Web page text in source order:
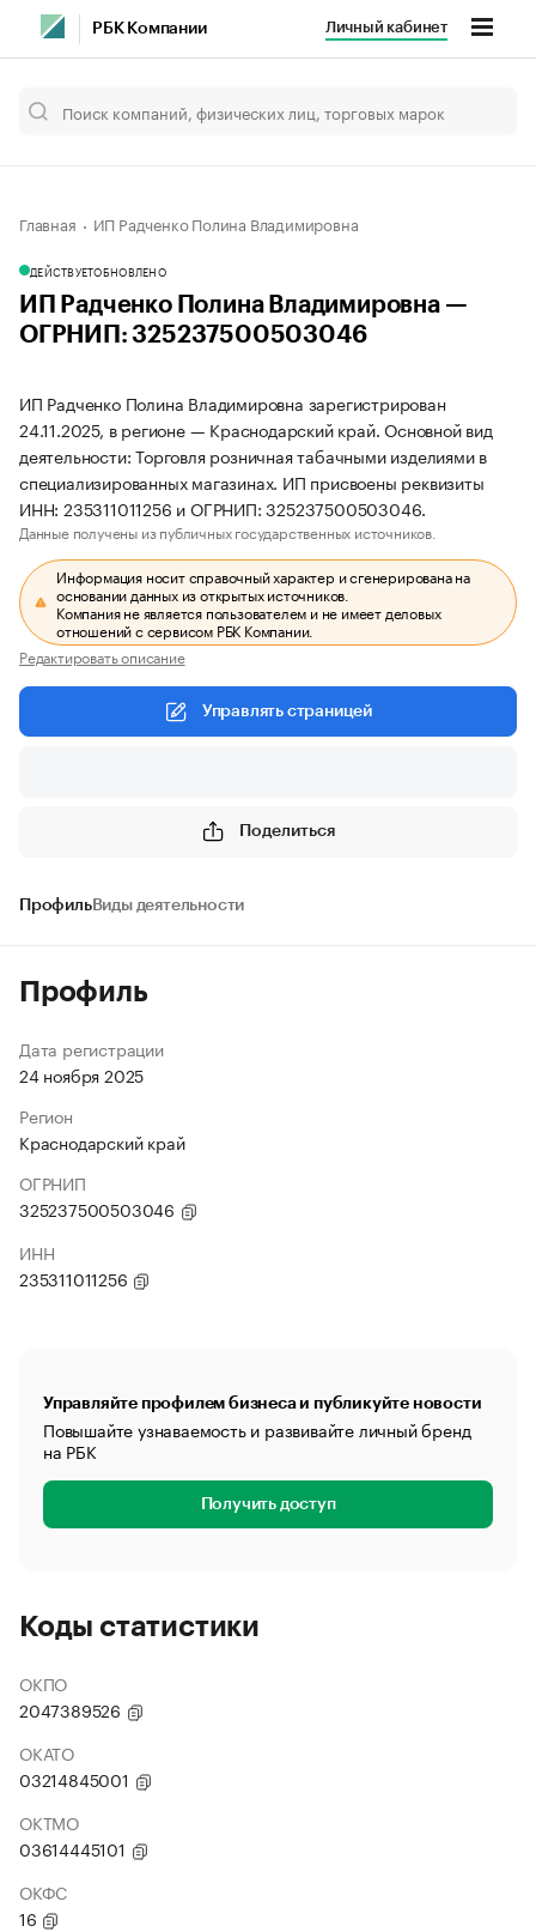
РБК Компании Личный кабинет
Главная ИП Радченко Полина Владимировна
ДЕЙСТВУЕТОБНОВЛЕНО
ИП Радченко Полина Владимировна —
ОГРНИП: 325237500503046
ИП Радченко Полина Владимировна зарегистрирован
24.11.2025, в регионе — Краснодарский край. Основной вид
деятельности: Торговля розничная табачными изделиями в
специализированных магазинах. ИП присвоены реквизиты
ИНН: 235311011256 и ОГРНИП: 325237500503046.
Данные получены из публичных государственных источников.
Информация носит справочный характер и сгенерирована на
основании данных из открытых источников.
Компания не является пользователем и не имеет деловых
отношений с сервисом РБК Компании.
Редактировать описание
Управлять страницей
Поделиться
ПрофильВиды деятельности
Профиль
Дата регистрации
24 ноября 2025
Регион
Краснодарский край
ОГРНИП
325237500503046
ИНН
235311011256
Управляйте профилем бизнеса и публикуйте новости
Повышайте узнаваемость и развивайте личный бренд
на РБК
Получить доступ
Коды статистики
ОКПО
2047389526
ОКАТО
03214845001
ОКТМО
03614445101
ОКФС
16